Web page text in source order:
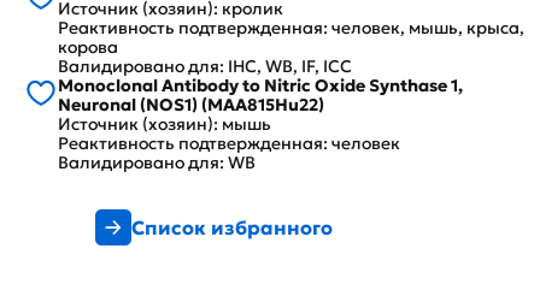
Источник (хозяин): кролик
Реактивность подтвержденная: человек, мышь, крыса,
корова
Валидировано для: IHC, WB, IF, ICC
Monoclonal Antibody to Nitric Oxide Synthase 1,
Neuronal (NOS1) (MAA815Hu22)
Источник (хозяин): мышь
Реактивность подтвержденная: человек
Валидировано для: WB
Список избранного